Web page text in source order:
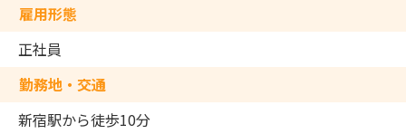
雇用形態
正社員
勤務地・交通
新宿駅から徒歩10分